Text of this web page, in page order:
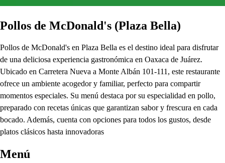
Pollos de McDonald's (Plaza Bella)
Pollos de McDonald's en Plaza Bella es el destino ideal para disfrutar
de una deliciosa experiencia gastronómica en Oaxaca de Juárez.
Ubicado en Carretera Nueva a Monte Albán 101-111, este restaurante
ofrece un ambiente acogedor y familiar, perfecto para compartir
momentos especiales. Su menú destaca por su especialidad en pollo,
preparado con recetas únicas que garantizan sabor y frescura en cada
bocado. Además, cuenta con opciones para todos los gustos, desde
platos clásicos hasta innovadoras
Menú